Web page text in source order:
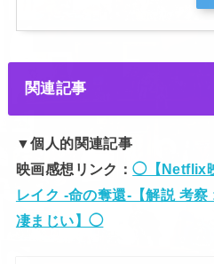
関連記事
▼個人的関連記事
映画感想リンク：◯【Netflix
レイク -命の奪還-【解説 考
凄まじい】◯